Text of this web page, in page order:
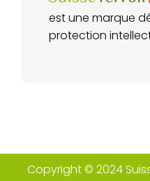
est une marque
protection
Copyright © 2024